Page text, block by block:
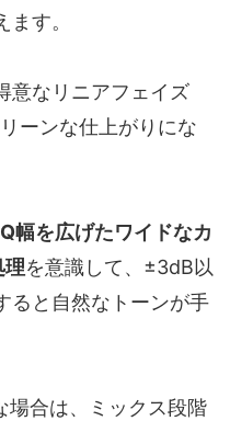
す。
意なリニアフェイズ
ーンな仕上がりにな
Q幅を広げたワイドなカ
理を意識して、±3dB以
ると自然なトーンが手
場合は、ミックス段階